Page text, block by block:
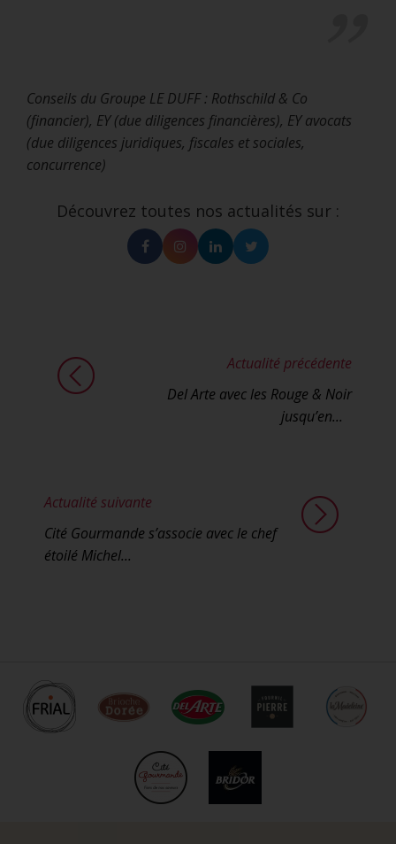
Conseils du Groupe LE DUFF : Rothschild & Co
(financier), EY (due diligences financières), EY avocats
(due diligences juridiques, fiscales et sociales,
concurrence)
Découvrez toutes nos actualités sur :
FacebookInstagram
LinkedinTwitter
Actualité précédente
Del Arte avec les Rouge & Noir
jusqu’en...
Actualité suivante
Cité Gourmande s’associe avec le chef
étoilé Michel...